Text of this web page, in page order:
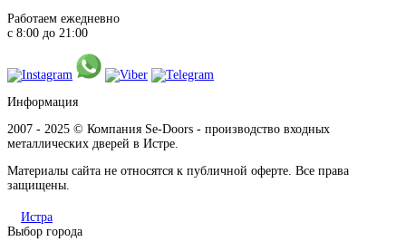
Работаем ежедневно
с 8:00 до 21:00
Информация
2007 - 2025 © Компания Se-Doors - производство входных
металлических дверей в Истре.
Материалы сайта не относятся к публичной оферте. Все права
защищены.
Истра
Выбор города